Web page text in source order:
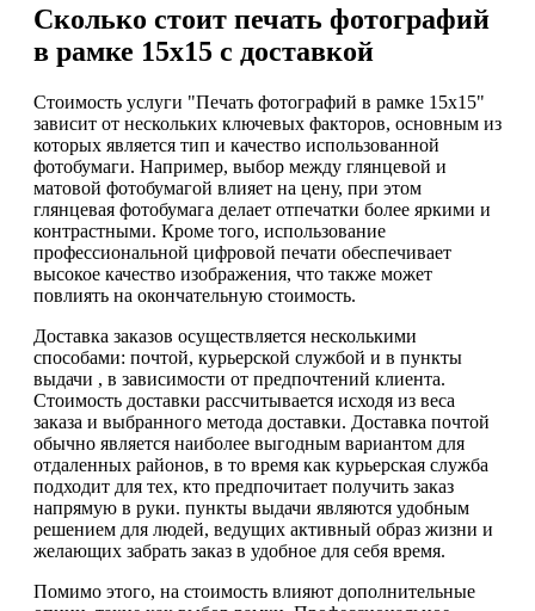
Сколько стоит печать фотографий
в рамке 15х15 с доставкой
Стоимость услуги "Печать фотографий в рамке 15х15"
зависит от нескольких ключевых факторов, основным из
которых является тип и качество использованной
фотобумаги. Например, выбор между глянцевой и
матовой фотобумагой влияет на цену, при этом
глянцевая фотобумага делает отпечатки более яркими и
контрастными. Кроме того, использование
профессиональной цифровой печати обеспечивает
высокое качество изображения, что также может
повлиять на окончательную стоимость.
Доставка заказов осуществляется несколькими
способами: почтой, курьерской службой и в пункты
выдачи , в зависимости от предпочтений клиента.
Стоимость доставки рассчитывается исходя из веса
заказа и выбранного метода доставки. Доставка почтой
обычно является наиболее выгодным вариантом для
отдаленных районов, в то время как курьерская служба
подходит для тех, кто предпочитает получить заказ
напрямую в руки. пункты выдачи являются удобным
решением для людей, ведущих активный образ жизни и
желающих забрать заказ в удобное для себя время.
Помимо этого, на стоимость влияют дополнительные